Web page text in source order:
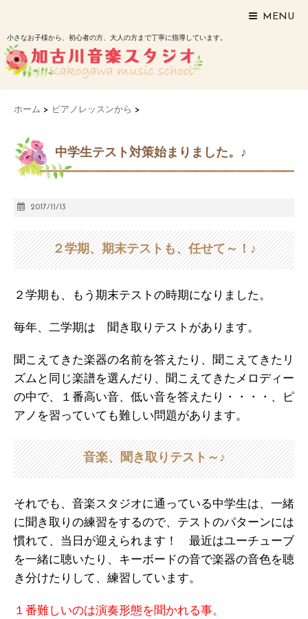
MENU
小さなお子様から、初心者の方、大人の方まで丁寧に指導しています。
ホーム > ピアノレッスンから >
中学生テスト対策始まりました。♪
2017/11/13
２学期、期末テストも、任せて～！♪
２学期も、もう期末テストの時期になりました。
毎年、二学期は 聞き取りテストがあります。
聞こえてきた楽器の名前を答えたり、聞こえてきたリ
ズムと同じ楽譜を選んだり、聞こえてきたメロディー
の中で、１番高い音、低い音を答えたり・・・・、ピ
アノを習っていても難しい問題があります。
音楽、聞き取りテスト～♪
それでも、音楽スタジオに通っている中学生は、一緒
に聞き取りの練習をするので、テストのパターンには
慣れて、当日が迎えられます！ 最近はユーチューブ
を一緒に聴いたり、キーボードの音で楽器の音色を聴
き分けたりして、練習しています。
１番難しいのは演奏形態を聞かれる事。